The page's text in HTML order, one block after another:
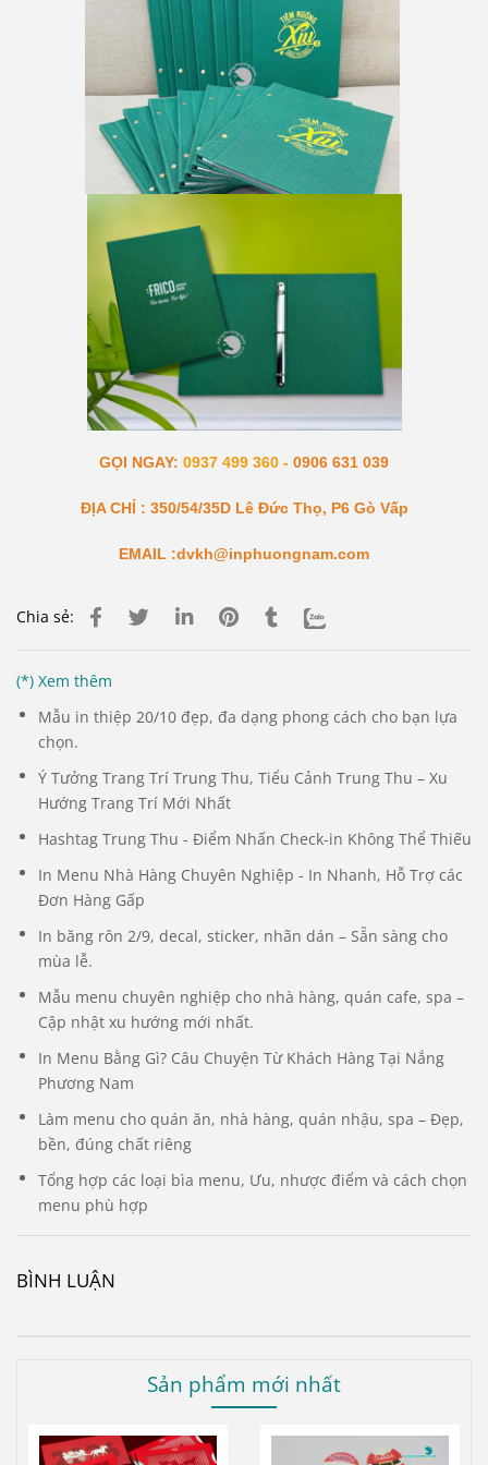
GỌI NGAY: 0937 499 360 - 0906 631 039
ĐỊA CHỈ : 350/54/35D Lê Đức Thọ, P6 Gò Vấp
EMAIL :dvkh@inphuongnam.com
Chia sẻ:
(*) Xem thêm
Mẫu in thiệp 20/10 đẹp, đa dạng phong cách cho bạn lựa
chọn.
Ý Tưởng Trang Trí Trung Thu, Tiểu Cảnh Trung Thu – Xu
Hướng Trang Trí Mới Nhất
Hashtag Trung Thu - Điểm Nhấn Check-in Không Thể Thiếu
In Menu Nhà Hàng Chuyên Nghiệp - In Nhanh, Hỗ Trợ các
Đơn Hàng Gấp
In băng rôn 2/9, decal, sticker, nhãn dán – Sẵn sàng cho
mùa lễ.
Mẫu menu chuyên nghiệp cho nhà hàng, quán cafe, spa –
Cập nhật xu hướng mới nhất.
In Menu Bằng Gì? Câu Chuyện Từ Khách Hàng Tại Nắng
Phương Nam
Làm menu cho quán ăn, nhà hàng, quán nhậu, spa – Đẹp,
bền, đúng chất riêng
Tổng hợp các loại bìa menu, Ưu, nhược điểm và cách chọn
menu phù hợp
BÌNH LUẬN
Sản phẩm mới nhất